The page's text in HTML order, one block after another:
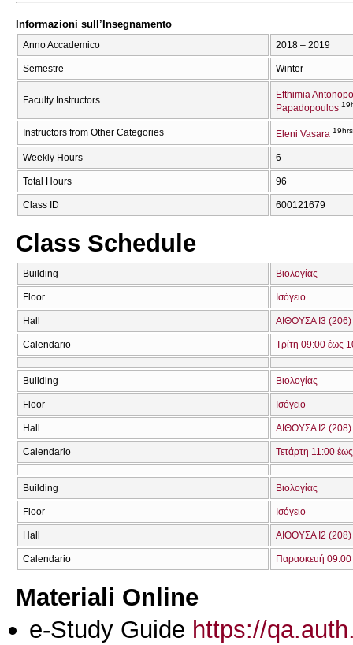
Informazioni sull’Insegnamento
Anno Accademico 2018 – 2019
Semestre Winter
Faculty Instructors
Efthimia
Papadopoulos
Instructors from Other Categories Eleni Vasara 19hrs
Weekly Hours 6
Total Hours 96
Class ID 600121679
Class Schedule
Building Βιολογίας
Floor Ισόγειο
Hall ΑΙΘΟΥΣΑ Ι3 (206)
Calendario Τρίτη 09:00 έως
Building Βιολογίας
Floor Ισόγειο
Hall ΑΙΘΟΥΣΑ Ι2 (208)
Calendario Τετάρτη 11:00
Building Βιολογίας
Floor Ισόγειο
Hall ΑΙΘΟΥΣΑ Ι2 (208)
Calendario Παρασκευή
Materiali Online
e-Study Guide https://